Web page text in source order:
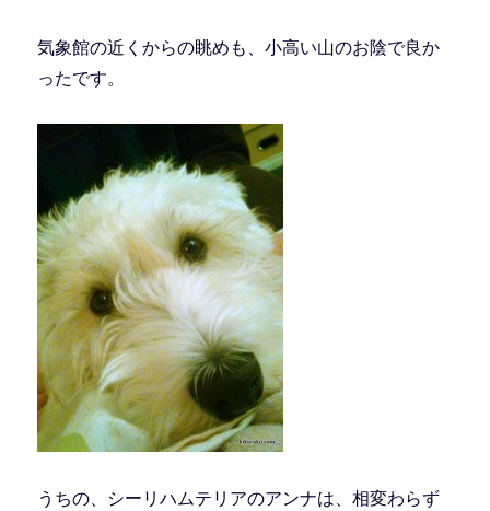
気象館の近くからの眺めも、小高い山のお陰で良か
ったです。
うちの、シーリハムテリアのアンナは、相変わらず